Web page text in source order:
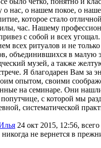
нас, о нашем покое, о
которое стало
час. Нашему
с собой и всех
всех ритуалов и не
объединившихся в малую
музей, а также
Я благодарен Вам за
опытом, своими
на семинаре. Они
с которой мы
систематической
24 окт 2015, 12:56,
не вернется в